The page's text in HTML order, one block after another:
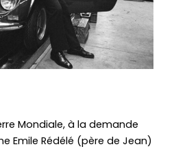
Mondiale, à la demande
Emile Rédélé (père de Jean)